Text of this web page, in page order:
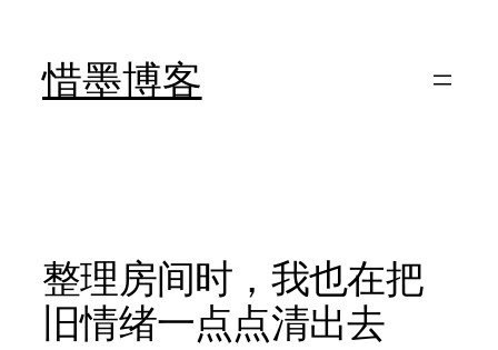
惜墨博客
整理房间时，我也在把
旧情绪一点点清出去